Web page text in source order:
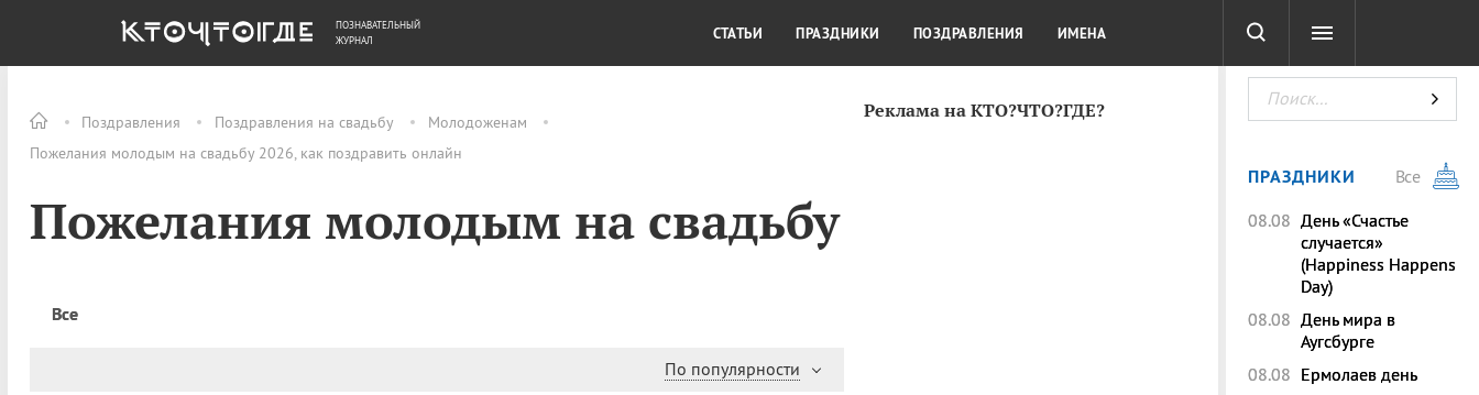
Поздравления Поздравления на свадьбу
Молодоженам
Пожелания молодым на свадьбу 2026, как поздравить онлайн
Пожелания молодым на свадьбу
Все
По популярности
Реклама на КТО?ЧТО?ГДЕ?
ОБЩЕСТВО ДЕНЬГИ КУЛЬТУРА КРАСОТА ТЕСТЫ
ПОЗНАВАТЕЛЬНЫЙ
ЖУРНАЛ
СТАТЬИ ПРАЗДНИКИ ПОЗДРАВЛЕНИЯ ИМЕНА
ПРАЗДНИКИ
Все
08.08 День «Счастье
случается»
(Happiness Happens
Day)
08.08 День мира в
Аугсбурге
08.08 Ермолаев день